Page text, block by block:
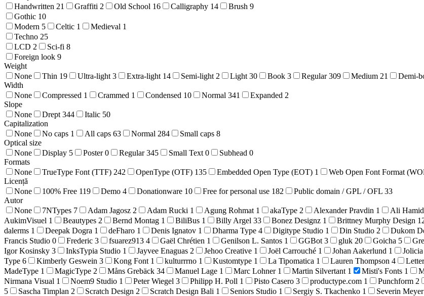
Handwritten 21 Graffiti 2 Old School 16 Calligraphy 14 Brush 9
Gothic 10
Modern 5 Celtic 1 Medieval 1
Techno 25
LCD 2 Sci-fi 8
Foreign look 9
Weight
None
Thin 19 Ultra-light 3 Extra-light 14 Semi-light 2 Light 30 Book 3 Regular 309 Medium 21 Demi-
Width
None
Compressed 1 Crammed 1 Condensed 10 Normal 341 Expanded 2
Slope
None
Drept 344 Italic 50
Capitalization
None
No caps 1 All caps 63 Normal 284 Small caps 8
Optical size
None
Display 5 Poster 0 Regular 345 Small Text 0 Subhead 0
Formats
None
TrueType Font (TTF) 242 OpenType (OTF) 135 Embedded Open Type (EOT) 1 Web Open Font Format
Licență
None
100% Free 119 Demo 4 Donationware 10 Free for personal use 182 Public domain / GPL / OFL 33
Autor
None
7NTypes 7 Adam Jagosz 2 Adam Rucki 1 Agung Rohmat 1 akaType 2 Alexander Pravdin 1 Ali
AukimVisuel 1 Beautypes 2 Bernd Montag 1 BiliBus 1 Billy Argel 33 Bonez Designz 1 Brittney Murphy Design
dalerms 1 Deepak Dogra 1 deFharo 1 Denis Ignatov 1 Dharma Type 4 Digitype Studio 1 Din Studio 2 Dukom
Francis Studio 0 Frederic 3 fsuarez913 4 Gaël Chrétien 1 Genilson L. Santos 1 GGBot 3 gluk 20 Goicha 5
Igor Kosinsky 3 InksTypia Studio 1 Jayvee Enaguas 2 Jehoo Creative 1 Joël Carrouché 1 Johan Aakerlund 1
Type 6 Kimberly Geswein 3 Kong Font 1 kulturrrno 1 Kustomtype 1 La Tipomatica 1 Lauren Thompson 4
MadeType 1 MagicType 2 Måns Grebäck 34 Manuel Lage 1 Marc Lohner 1 Martin Silvertant 1 Misti's Fonts 1
Nirmana Visual 1 Noem9 Studio 1 Peter Wiegel 3 Philipp H. Poll 1 Pisto Casero 3 productype.com 1 Punchform 2
5
Sascha Timplan 2 Scratch Design 2 Scratch Design Bali 1 Seniors Studio 1 Sergiy S. Tkachenko 1 Severin Meyer